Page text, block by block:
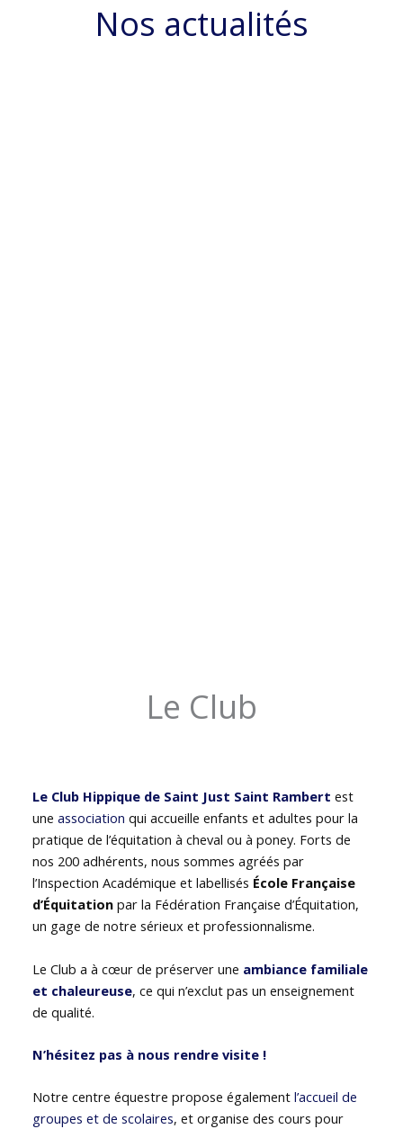
Nos actualités
Le Club
Le Club Hippique de Saint Just Saint Rambert est
uneassociation qui accueille enfants et adultes pour la
pratique de l’équitation à cheval ou à poney. Forts de
nos 200 adhérents, nous sommes agréés par
l’Inspection Académique et labellisés École Française
d’Équitation par la Fédération Française d’Équitation,
un gage de notre sérieux et professionnalisme.
Le Club a à cœur de préserver une ambiance familiale
et chaleureuse, ce qui n’exclut pas un enseignement
de qualité.
N’hésitez pas à nous rendre visite !
Notre centre équestre propose égalementl’accueil de
groupes et de scolaires, et organise des cours pour